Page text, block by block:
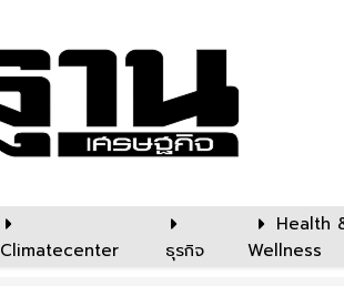
Climatecenter ธุรกิจ
Health
Wellness